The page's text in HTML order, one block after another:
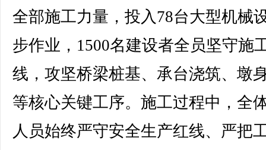
全部施工力量，投入78台大型机械
步作业，1500名建设者全员坚守施
线，攻坚桥梁桩基、承台浇筑、墩
等核心关键工序。施工过程中，全
人员始终严守安全生产红线、严把